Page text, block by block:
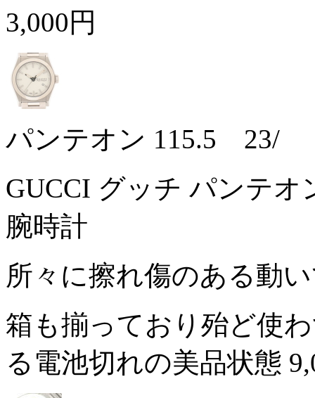
3,000円
パンテオン 115.5 23/
GUCCI グッチ パンテオ
腕時計
所々に擦れ傷のある動
箱も揃っており殆ど使
る電池切れの美品状態